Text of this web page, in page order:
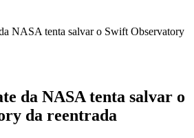
NASA tenta salvar o Swift Observatory
da NASA tenta salvar o
da reentrada